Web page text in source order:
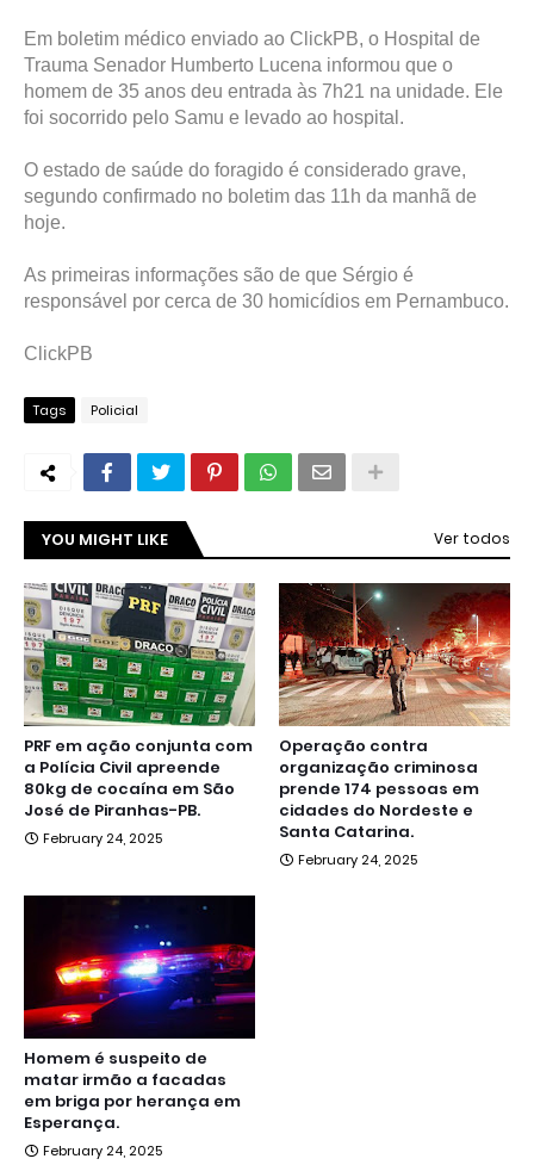
Em boletim médico enviado ao ClickPB, o Hospital de
Trauma Senador Humberto Lucena informou que o
homem de 35 anos deu entrada às 7h21 na unidade. Ele
foi socorrido pelo Samu e levado ao hospital.
O estado de saúde do foragido é considerado grave,
segundo confirmado no boletim das 11h da manhã de
hoje.
As primeiras informações são de que Sérgio é
responsável por cerca de 30 homicídios em Pernambuco.
ClickPB
Tags Policial
YOU MIGHT LIKE Ver todos
PRF em ação conjunta com
a Polícia Civil apreende
80kg de cocaína em São
José de Piranhas-PB.
February 24, 2025
Operação contra
organização criminosa
prende 174 pessoas em
cidades do Nordeste e
Santa Catarina.
February 24, 2025
Homem é suspeito de
matar irmão a facadas
em briga por herança em
Esperança.
February 24, 2025